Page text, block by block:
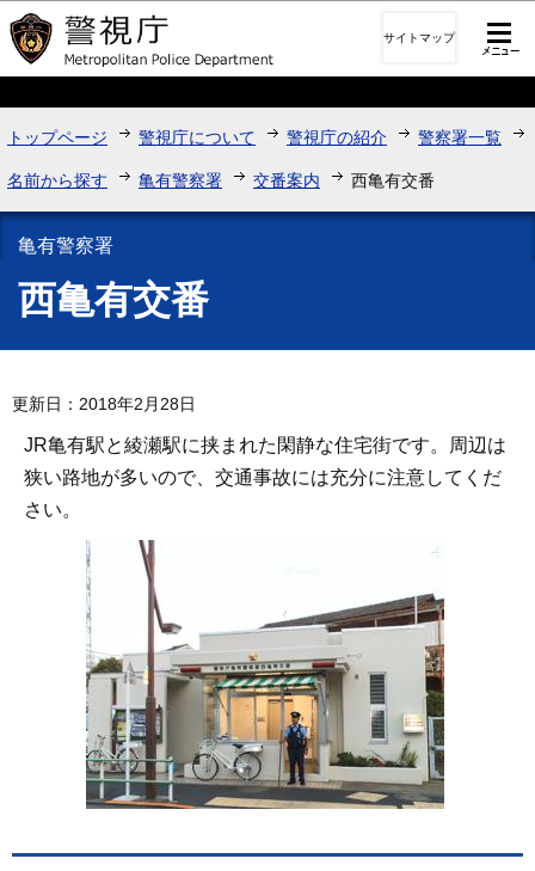
このページの本文へ移動
サイトマップ
トップページ 警視庁について 警視庁の紹介 警察署一覧
名前から探す 亀有警察署 交番案内 西亀有交番
亀有警察署
西亀有交番
更新日：2018年2月28日
JR亀有駅と綾瀬駅に挟まれた閑静な住宅街です。周辺は
狭い路地が多いので、交通事故には充分に注意してくだ
さい。